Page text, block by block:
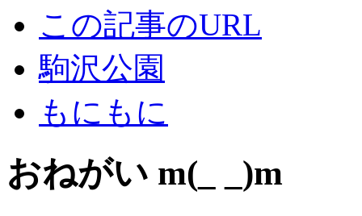
この記事のURL
駒沢公園
もにもに
おねがい m(_ _)m